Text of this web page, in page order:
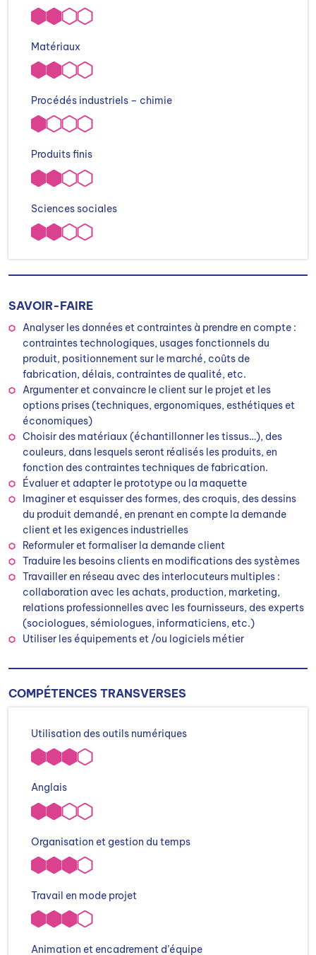
Matériaux
Procédés industriels – chimie
Produits finis
Sciences sociales
SAVOIR-FAIRE
Analyser les données et contraintes à prendre en compte :
contraintes technologiques, usages fonctionnels du
produit, positionnement sur le marché, coûts de
fabrication, délais, contraintes de qualité, etc.
Argumenter et convaincre le client sur le projet et les
options prises (techniques, ergonomiques, esthétiques et
économiques)
Choisir des matériaux (échantillonner les tissus…), des
couleurs, dans lesquels seront réalisés les produits, en
fonction des contraintes techniques de fabrication.
Évaluer et adapter le prototype ou la maquette
Imaginer et esquisser des formes, des croquis, des dessins
du produit demandé, en prenant en compte la demande
client et les exigences industrielles
Reformuler et formaliser la demande client
Traduire les besoins clients en modifications des systèmes
Travailler en réseau avec des interlocuteurs multiples :
collaboration avec les achats, production, marketing,
relations professionnelles avec les fournisseurs, des experts
(sociologues, sémiologues, informaticiens, etc.)
Utiliser les équipements et /ou logiciels métier
COMPÉTENCES TRANSVERSES
Utilisation des outils numériques
Anglais
Organisation et gestion du temps
Travail en mode projet
Animation et encadrement d’équipe